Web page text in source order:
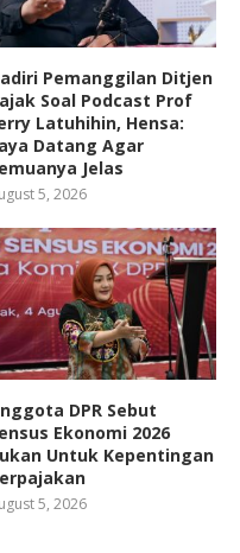
Pemanggilan Ditjen
Soal Podcast Prof
Latuhihin, Hensa:
Datang Agar
Jelas
5, 2026
DPR Sebut
Ekonomi 2026
Untuk Kepentingan
5, 2026